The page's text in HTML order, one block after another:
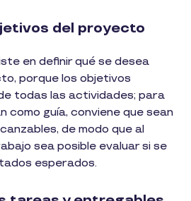
del proyecto
en definir qué se desea
porque los objetivos
todas las actividades; para
como guía, conviene que sean
de modo que al
sea posible evaluar si se
esperados.